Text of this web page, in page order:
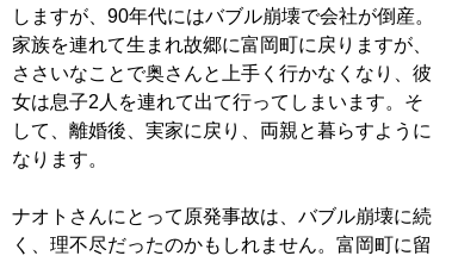
しますが、90年代にはバブル崩壊で会社が倒産。
家族を連れて生まれ故郷に富岡町に戻りますが、
ささいなことで奥さんと上手く行かなくなり、彼
女は息子2人を連れて出て行ってしまいます。そ
して、離婚後、実家に戻り、両親と暮らすように
なります。
ナオトさんにとって原発事故は、バブル崩壊に続
く、理不尽だったのかもしれません。富岡町に留